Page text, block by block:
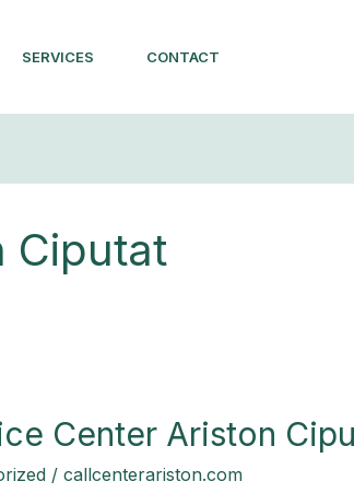
SERVICES CONTACT
Ciputat
Center Ariston
/ callcenterariston.com